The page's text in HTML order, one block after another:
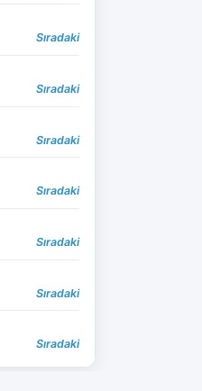
Sıradaki
Sıradaki
Sıradaki
Sıradaki
Sıradaki
Sıradaki
Sıradaki